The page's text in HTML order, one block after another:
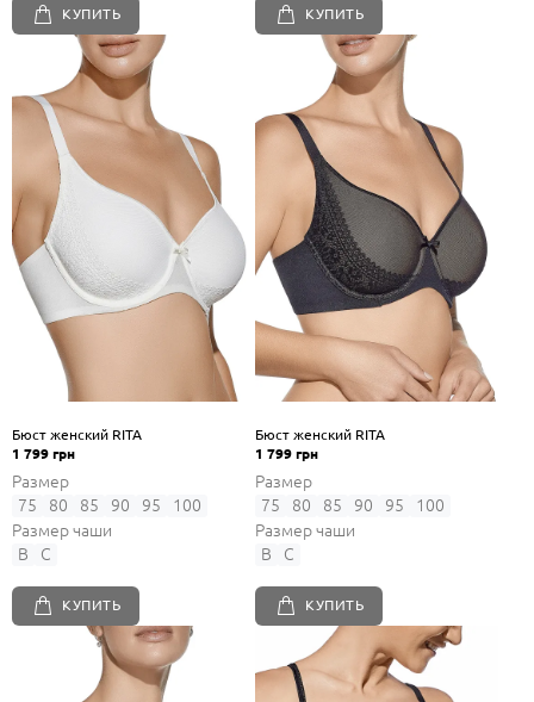
КУПИТЬ КУПИТЬ
Бюст женский RITA
1 799 грн
Размер
75
80 85 90 95
100
Размер чаши
B
C
КУПИТЬ
Бюст женский RITA
1 799 грн
Размер
75
80 85 90 95
100
Размер чаши
B
C
КУПИТЬ